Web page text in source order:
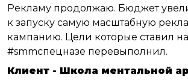
Рекламу продолжаю. Бюджет
к запуску самую масштабную
кампанию. Цели которые ставил
#smmспецназе перевыполнил.
Клиент - Школа ментальной